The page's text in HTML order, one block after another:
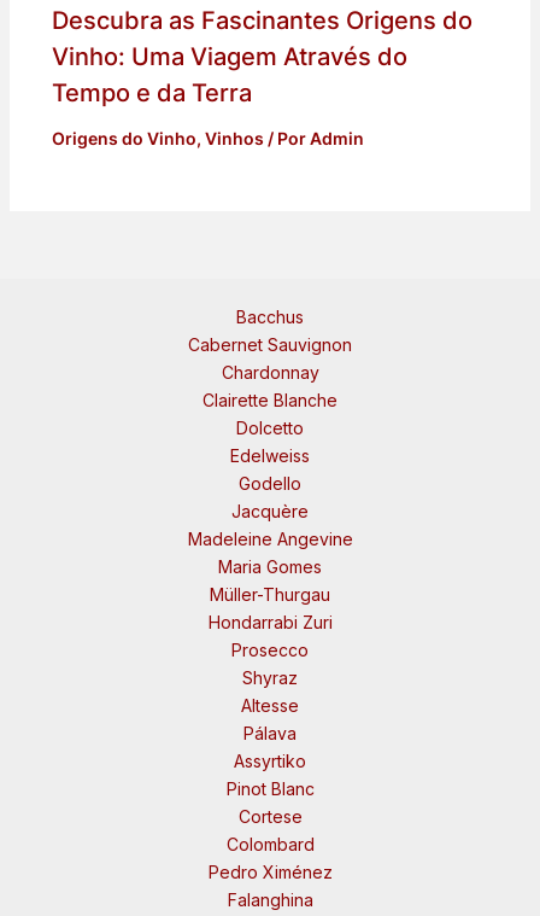
Descubra as Fascinantes Origens do
Vinho: Uma Viagem Através do
Tempo e da Terra
Origens do Vinho, Vinhos / PorAdmin
Bacchus
Cabernet Sauvignon
Chardonnay
Clairette Blanche
Dolcetto
Edelweiss
Godello
Jacquère
Madeleine Angevine
Maria Gomes
Müller-Thurgau
Hondarrabi Zuri
Prosecco
Shyraz
Altesse
Pálava
Assyrtiko
Pinot Blanc
Cortese
Colombard
Pedro Ximénez
Falanghina